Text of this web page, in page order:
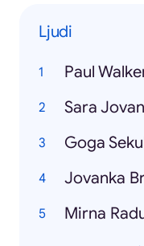
Ljudi
Paul
Sara
Goga
Jovanka
Mirna